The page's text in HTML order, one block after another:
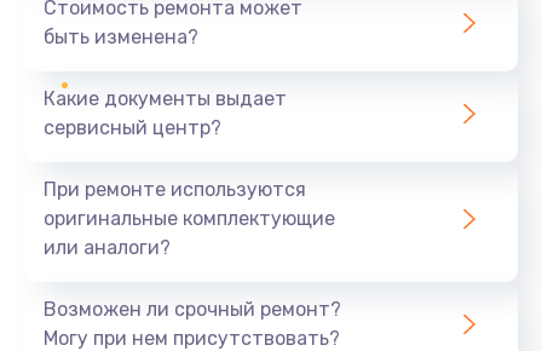
Замена аккумулятора
Замена SSD
Заказать
Стоимость ремонта может
быть изменена?
Какие документы выдает
сервисный центр?
При ремонте используются
оригинальные комплектующие
или аналоги?
Возможен ли срочный ремонт?
Могу при нем присутствовать?